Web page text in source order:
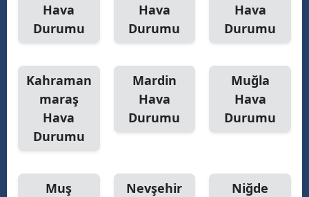
Hava
Durumu
Hava
Durumu
Hava
Durumu
Kahraman
maraş
Hava
Durumu
Mardin
Hava
Durumu
Muğla
Hava
Durumu
Muş
Nevşehir
Niğde